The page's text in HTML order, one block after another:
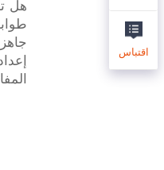
اقتباس